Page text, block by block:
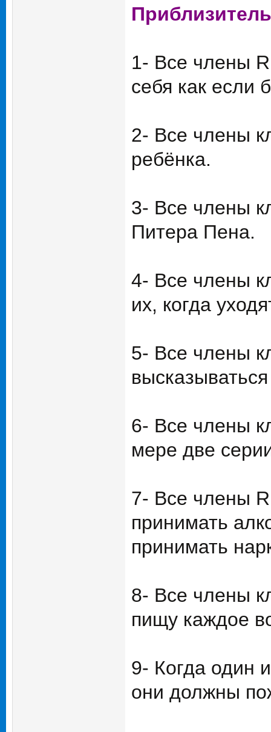
1- Все члены
себя как
2- Все члены
ребёнка.
3- Все члены
Питера Пена.
4- Все члены
их, когда
5- Все члены
6- Все члены
мере две
7- Все члены
принимать
принимать
8- Все члены
пищу каждое
9- Когда один
они должны